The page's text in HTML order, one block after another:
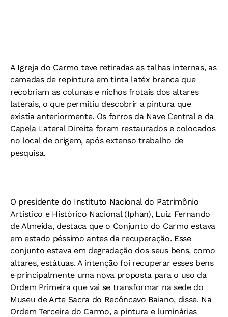
A Igreja do Carmo teve retiradas as talhas internas, as
camadas de repintura em tinta latéx branca que
recobriam as colunas e nichos frotais dos altares
laterais, o que permitiu descobrir a pintura que
existia anteriormente. Os forros da Nave Central e da
Capela Lateral Direita foram restaurados e colocados
no local de origem, após extenso trabalho de
pesquisa.
O presidente do Instituto Nacional do Patrimônio
Artístico e Histórico Nacional (Iphan), Luiz Fernando
de Almeida, destaca que o Conjunto do Carmo estava
em estado péssimo antes da recuperação. Esse
conjunto estava em degradação dos seus bens, como
altares, estátuas. A intenção foi recuperar esses bens
e principalmente uma nova proposta para o uso da
Ordem Primeira que vai se transformar na sede do
Museu de Arte Sacra do Recôncavo Baiano, disse. Na
Ordem Terceira do Carmo, a pintura e luminárias